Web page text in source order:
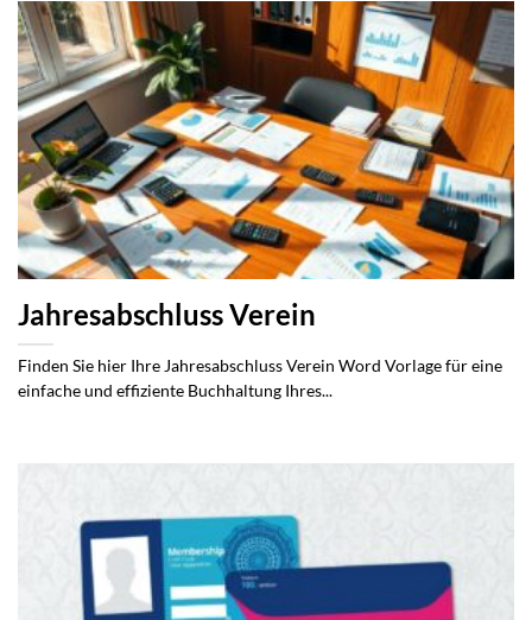
Jahresabschluss Verein
Finden Sie hier Ihre Jahresabschluss Verein Word Vorlage für eine
einfache und effiziente Buchhaltung Ihres...